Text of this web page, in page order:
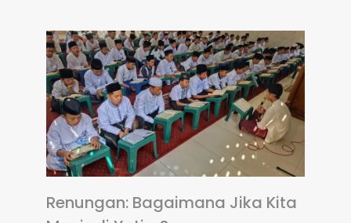
Renungan: Bagaimana Jika Kita